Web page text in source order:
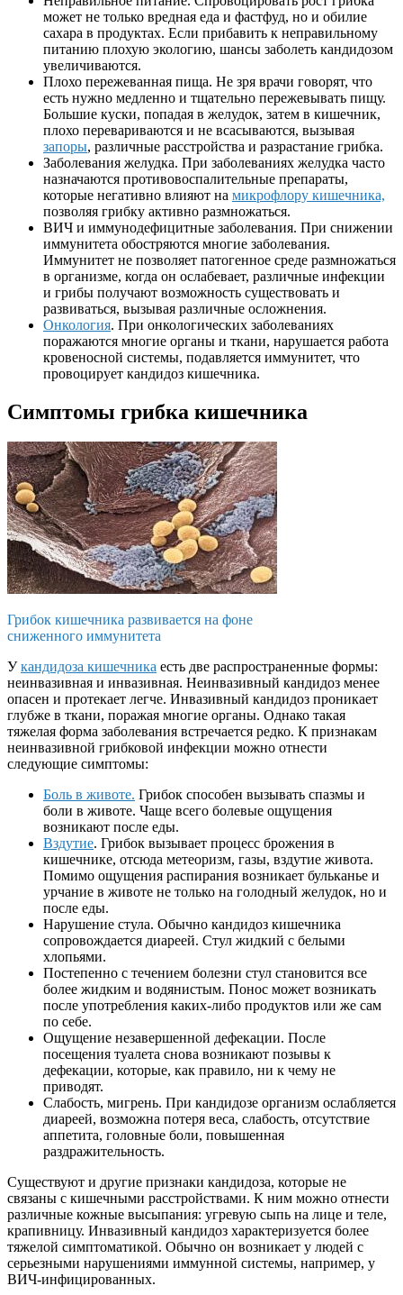
может не только вредная еда и фастфуд, но и обилие
сахара в продуктах. Если прибавить к неправильному
питанию плохую экологию, шансы заболеть кандидозом
увеличиваются.
Плохо пережеванная пища. Не зря врачи говорят, что
есть нужно медленно и тщательно пережевывать пищу.
Большие куски, попадая в желудок, затем в кишечник,
плохо перевариваются и не всасываются, вызывая
запоры, различные расстройства и разрастание грибка.
Заболевания желудка. При заболеваниях желудка часто
назначаются противовоспалительные препараты,
которые негативно влияют на микрофлору кишечника,
позволяя грибку активно размножаться.
ВИЧ и иммунодефицитные заболевания. При снижении
иммунитета обостряются многие заболевания.
Иммунитет не позволяет патогенное среде размножаться
в организме, когда он ослабевает, различные инфекции
и грибы получают возможность существовать и
развиваться, вызывая различные осложнения.
Онкология. При онкологических заболеваниях
поражаются многие органы и ткани, нарушается работа
кровеносной системы, подавляется иммунитет, что
провоцирует кандидоз кишечника.
Симптомы грибка кишечника
Грибок кишечника развивается на фоне
сниженного иммунитета
Укандидоза кишечника есть две распространенные формы:
неинвазивная и инвазивная. Неинвазивный кандидоз менее
опасен и протекает легче. Инвазивный кандидоз проникает
глубже в ткани, поражая многие органы. Однако такая
тяжелая форма заболевания встречается редко. К признакам
неинвазивной грибковой инфекции можно отнести
следующие симптомы:
Боль в животе. Грибок способен вызывать спазмы и
боли в животе. Чаще всего болевые ощущения
возникают после еды.
Вздутие. Грибок вызывает процесс брожения в
кишечнике, отсюда метеоризм, газы, вздутие живота.
Помимо ощущения распирания возникает бульканье и
урчание в животе не только на голодный желудок, но и
после еды.
Нарушение стула. Обычно кандидоз кишечника
сопровождается диареей. Стул жидкий с белыми
хлопьями.
Постепенно с течением болезни стул становится все
более жидким и водянистым. Понос может возникать
после употребления каких-либо продуктов или же сам
по себе.
Ощущение незавершенной дефекации. После
посещения туалета снова возникают позывы к
дефекации, которые, как правило, ни к чему не
приводят.
Слабость, мигрень. При кандидозе организм ослабляется
диареей, возможна потеря веса, слабость, отсутствие
аппетита, головные боли, повышенная
раздражительность.
Существуют и другие признаки кандидоза, которые не
связаны с кишечными расстройствами. К ним можно отнести
различные кожные высыпания: угревую сыпь на лице и теле,
крапивницу. Инвазивный кандидоз характеризуется более
тяжелой симптоматикой. Обычно он возникает у людей с
серьезными нарушениями иммунной системы, например, у
ВИЧ-инфицированных.